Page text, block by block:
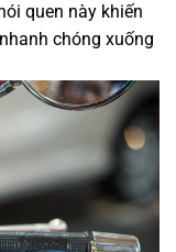
quen này khiến
chóng xuống